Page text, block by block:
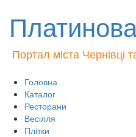
Портал міста Чернівці
Головна
Каталог
Ресторани
Весілля
Плітки